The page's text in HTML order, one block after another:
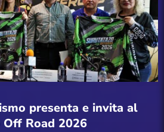
y los servicios locales, traduciéndose
regional de alrededor de 3 millones 500
de Sinaloa se ha […]
trending_flat
presenta e invita al
Road 2026